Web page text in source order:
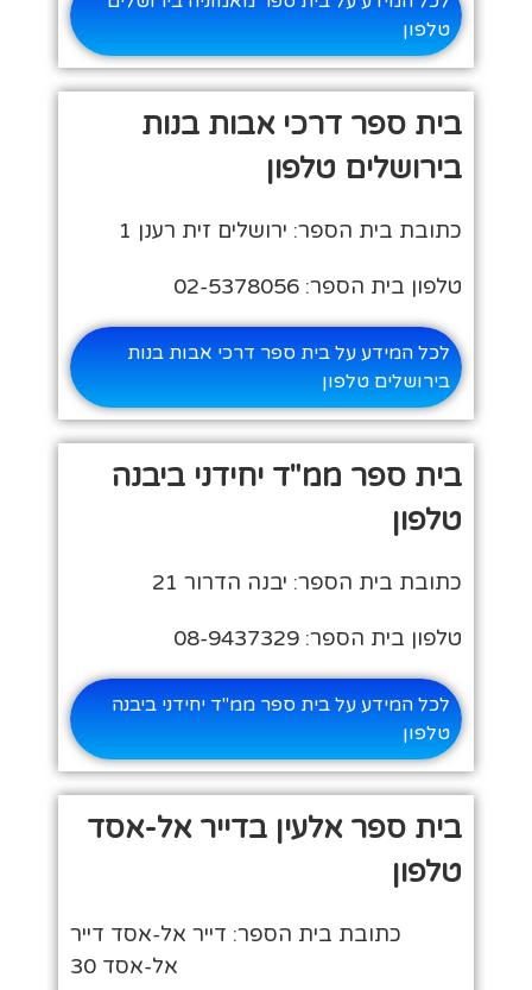
טלפון
בית ספר דרכי אבות בנות
בירושלים טלפון
כתובת בית הספר: ירושלים זית רענן 1
טלפון בית הספר: 02-5378056
לכל המידע על בית ספר דרכי אבות בנות
בירושלים טלפון
בית ספר ממ"ד יחידני ביבנה
טלפון
כתובת בית הספר: יבנה הדרור 21
טלפון בית הספר: 08-9437329
לכל המידע על בית ספר ממ"ד יחידני ביבנה
טלפון
בית ספר אלעין בדייר אל-אסד
טלפון
כתובת בית הספר: דייר אל-אסד דייר
אל-אסד 30